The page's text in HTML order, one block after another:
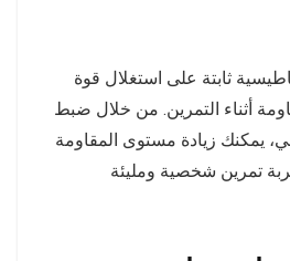
ثابتة على استغلال قوة
أثناء التمرين. من خلال ضبط
يمكنك زيادة مستوى المقاومة
تمرين شخصية ومليئة